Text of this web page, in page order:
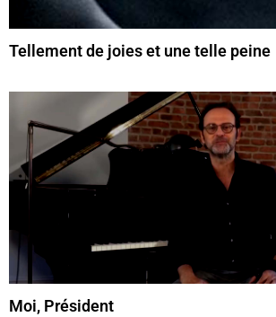
Tellement de joies et une telle peine
Moi, Président